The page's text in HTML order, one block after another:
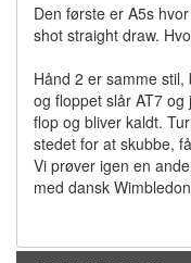
Den første er A5s
shot straight draw.
Hånd 2 er samme
og floppet slår AT7
flop og bliver kaldt.
stedet for at skubbe,
Vi prøver igen en
med dansk